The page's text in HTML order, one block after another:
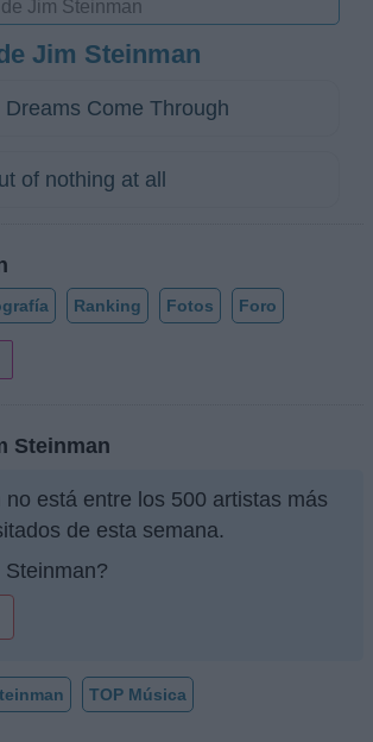
Jim Steinman
Come Through
of nothing at all
Ranking Fotos Foro
Steinman
no está entre los 500 artistas más
de esta semana.
TOP Música